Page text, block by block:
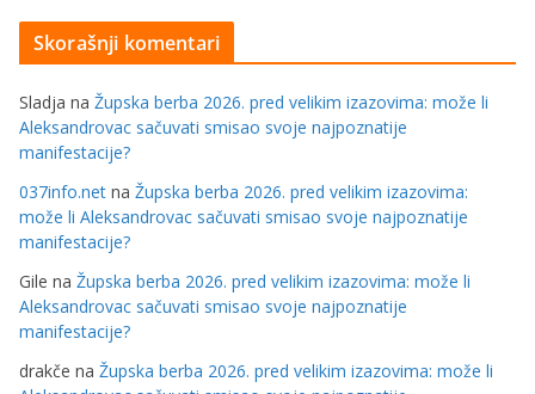
Skorašnji komentari
Sladja na Župska berba 2026. pred velikim izazovima: može li
Aleksandrovac sačuvati smisao svoje najpoznatije
manifestacije?
037info.net na Župska berba 2026. pred velikim izazovima:
može li Aleksandrovac sačuvati smisao svoje najpoznatije
manifestacije?
Gile na Župska berba 2026. pred velikim izazovima: može li
Aleksandrovac sačuvati smisao svoje najpoznatije
manifestacije?
drakče na Župska berba 2026. pred velikim izazovima: može li